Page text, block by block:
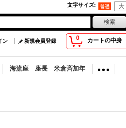
文字サイズ:
0 カートの中身
ン 新規会員登録
海流座 座長 米倉斉加年